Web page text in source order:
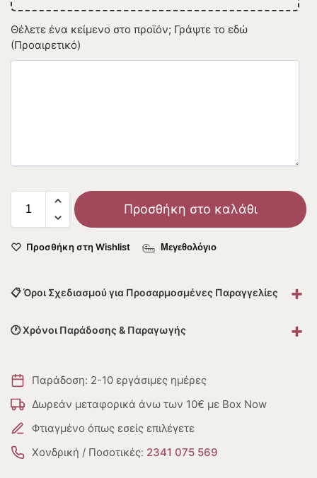
Θέλετε ένα κείμενο στο προϊόν; Γράψτε το εδώ
(Προαιρετικό)
Προσθήκη στο καλάθι
Προσθήκη στη Wishlist Μεγεθολόγιο
📋 Όροι Σχεδιασμού για Προσαρμοσμένες Παραγγελίες +
🕐 Χρόνοι Παράδοσης & Παραγωγής +
Παράδοση: 2-10 εργάσιμες ημέρες
Δωρεάν μεταφορικά άνω των 10€ με Box Now
Φτιαγμένο όπως εσείς επιλέγετε
Χονδρική / Ποσοτικές: 2341 075 569